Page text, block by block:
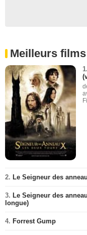
Meilleurs films
1.
2. Le Seigneur des
3. Le Seigneur des
longue)
4. Forrest Gump